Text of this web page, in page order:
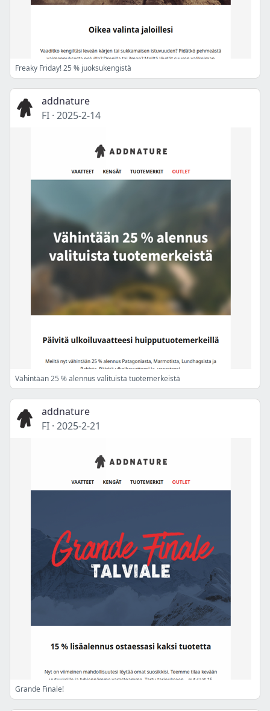
Freaky Friday! 25 % juoksukengistä
addnature
FI · 2025-2-14
Vähintään 25 % alennus valituista tuotemerkeistä
addnature
FI · 2025-2-21
Grande Finale!